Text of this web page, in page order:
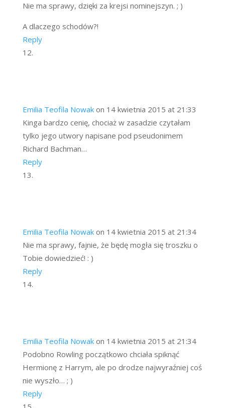
Nie ma sprawy, dzięki za krejsi nominejszyn. ; )
A dlaczego schodów?!
Reply
Emilia Teofila Nowak on 14 kwietnia 2015 at 21:33
Kinga bardzo cenię, chociaż w zasadzie czytałam
tylko jego utwory napisane pod pseudonimem
Richard Bachman…
Reply
Emilia Teofila Nowak on 14 kwietnia 2015 at 21:34
Nie ma sprawy, fajnie, że będę mogła się troszku o
Tobie dowiedzieć! : )
Reply
Emilia Teofila Nowak on 14 kwietnia 2015 at 21:34
Podobno Rowling początkowo chciała spiknąć
Hermionę z Harrym, ale po drodze najwyraźniej coś
nie wyszło… ; )
Reply